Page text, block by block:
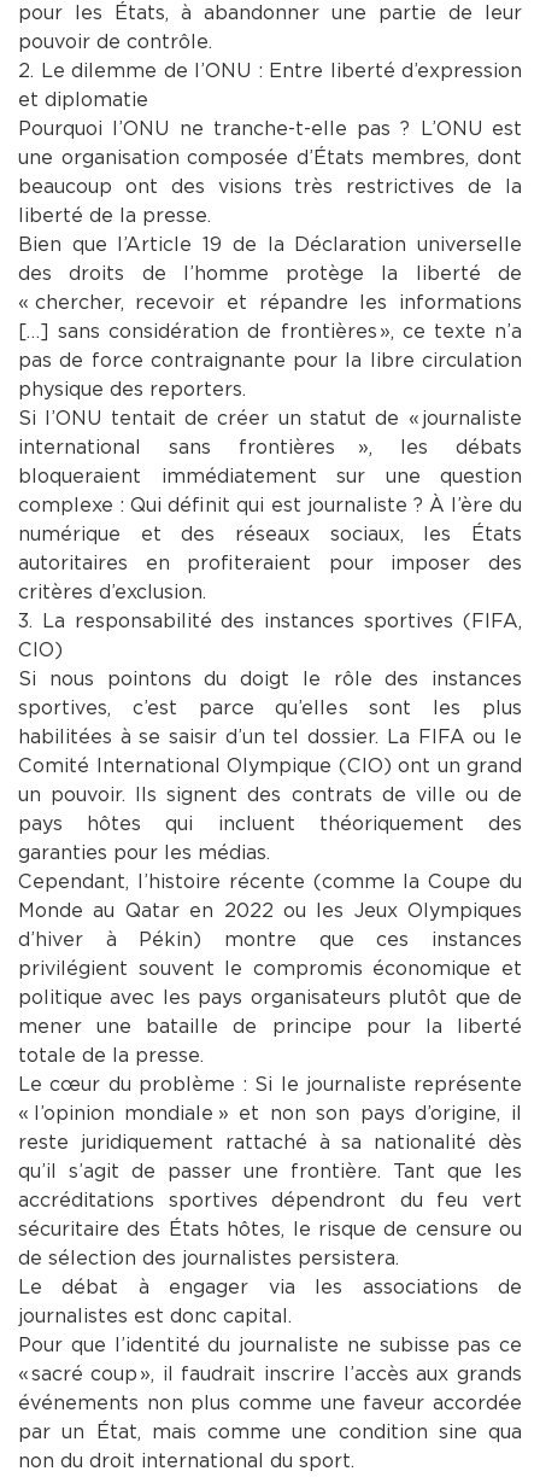
pour les États, à abandonner une partie de leur
pouvoir de contrôle.
​2. Le dilemme de l’ONU : Entre liberté d’expression
et diplomatie
​Pourquoi l’ONU ne tranche-t-elle pas ? L’ONU est
une organisation composée d’États membres, dont
beaucoup ont des visions très restrictives de la
liberté de la presse.
​Bien que l’Article 19 de la Déclaration universelle
des droits de l’homme protège la liberté de
« chercher, recevoir et répandre les informations
[…] sans considération de frontières », ce texte n’a
pas de force contraignante pour la libre circulation
physique des reporters.
​Si l’ONU tentait de créer un statut de « journaliste
international sans frontières », les débats
bloqueraient immédiatement sur une question
complexe : Qui définit qui est journaliste ? À l’ère du
numérique et des réseaux sociaux, les États
autoritaires en profiteraient pour imposer des
critères d’exclusion.
​3. La responsabilité des instances sportives (FIFA,
CIO)
​Si nous pointons du doigt le rôle des instances
sportives, c’est parce qu’elles sont les plus
habilitées à se saisir d’un tel dossier. La FIFA ou le
Comité International Olympique (CIO) ont un grand
un pouvoir. Ils signent des contrats de ville ou de
pays hôtes qui incluent théoriquement des
garanties pour les médias.
Cependant, l’histoire récente (comme la Coupe du
Monde au Qatar en 2022 ou les Jeux Olympiques
d’hiver à Pékin) montre que ces instances
privilégient souvent le compromis économique et
politique avec les pays organisateurs plutôt que de
mener une bataille de principe pour la liberté
totale de la presse.
​Le cœur du problème : Si le journaliste représente
« l’opinion mondiale » et non son pays d’origine, il
reste juridiquement rattaché à sa nationalité dès
qu’il s’agit de passer une frontière. Tant que les
accréditations sportives dépendront du feu vert
sécuritaire des États hôtes, le risque de censure ou
de sélection des journalistes persistera.
​Le débat à engager via les associations de
journalistes est donc capital.
Pour que l’identité du journaliste ne subisse pas ce
« sacré coup », il faudrait inscrire l’accès aux grands
événements non plus comme une faveur accordée
par un État, mais comme une condition sine qua
non du droit international du sport.